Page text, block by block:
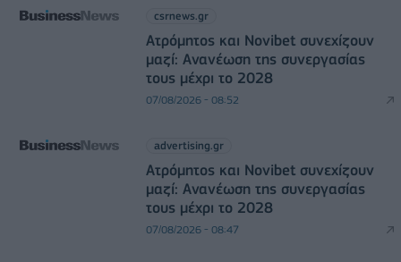
csrnews.gr
Ατρόμητος και Novibet συνεχίζουν
μαζί: Ανανέωση της συνεργασίας
τους μέχρι το 2028
07/08/2026 - 08:52
advertising.gr
Ατρόμητος και Novibet συνεχίζουν
μαζί: Ανανέωση της συνεργασίας
τους μέχρι το 2028
07/08/2026 - 08:47